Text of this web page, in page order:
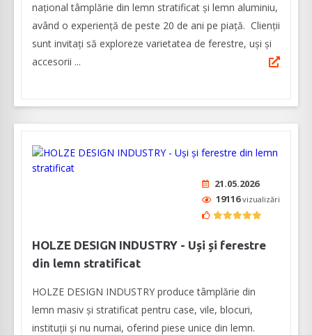
naţional tâmplărie din lemn stratificat şi lemn aluminiu,
având o experienţă de peste 20 de ani pe piaţă. Clienţii
sunt invitaţi să exploreze varietatea de ferestre, uşi şi
accesorii ...
21.05.2026
19116vizualizări
HOLZE DESIGN INDUSTRY - Uși și ferestre
din lemn stratificat
HOLZE DESIGN INDUSTRY produce tâmplărie din
lemn masiv și stratificat pentru case, vile, blocuri,
instituții și nu numai, oferind piese unice din lemn.